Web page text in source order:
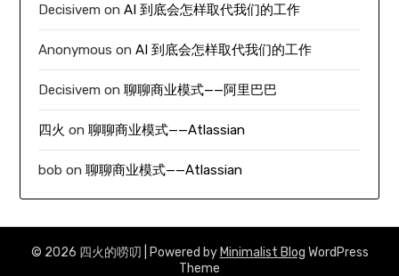
Decisivem onAI 到底会怎样取代我们的工作
Anonymous onAI 到底会怎样取代我们的工作
Decisivem on聊聊商业模式——阿里巴巴
四火 on聊聊商业模式——Atlassian
bob on聊聊商业模式——Atlassian
© 2026 四火的唠叨 | Powered by Minimalist Blog WordPress
Theme